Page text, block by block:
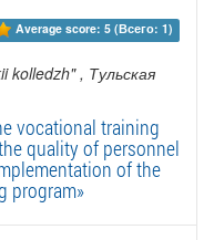
Average score: 5 (Всего: 1)
kolledzh" , Тульская
vocational training
quality of personnel
of the
program»